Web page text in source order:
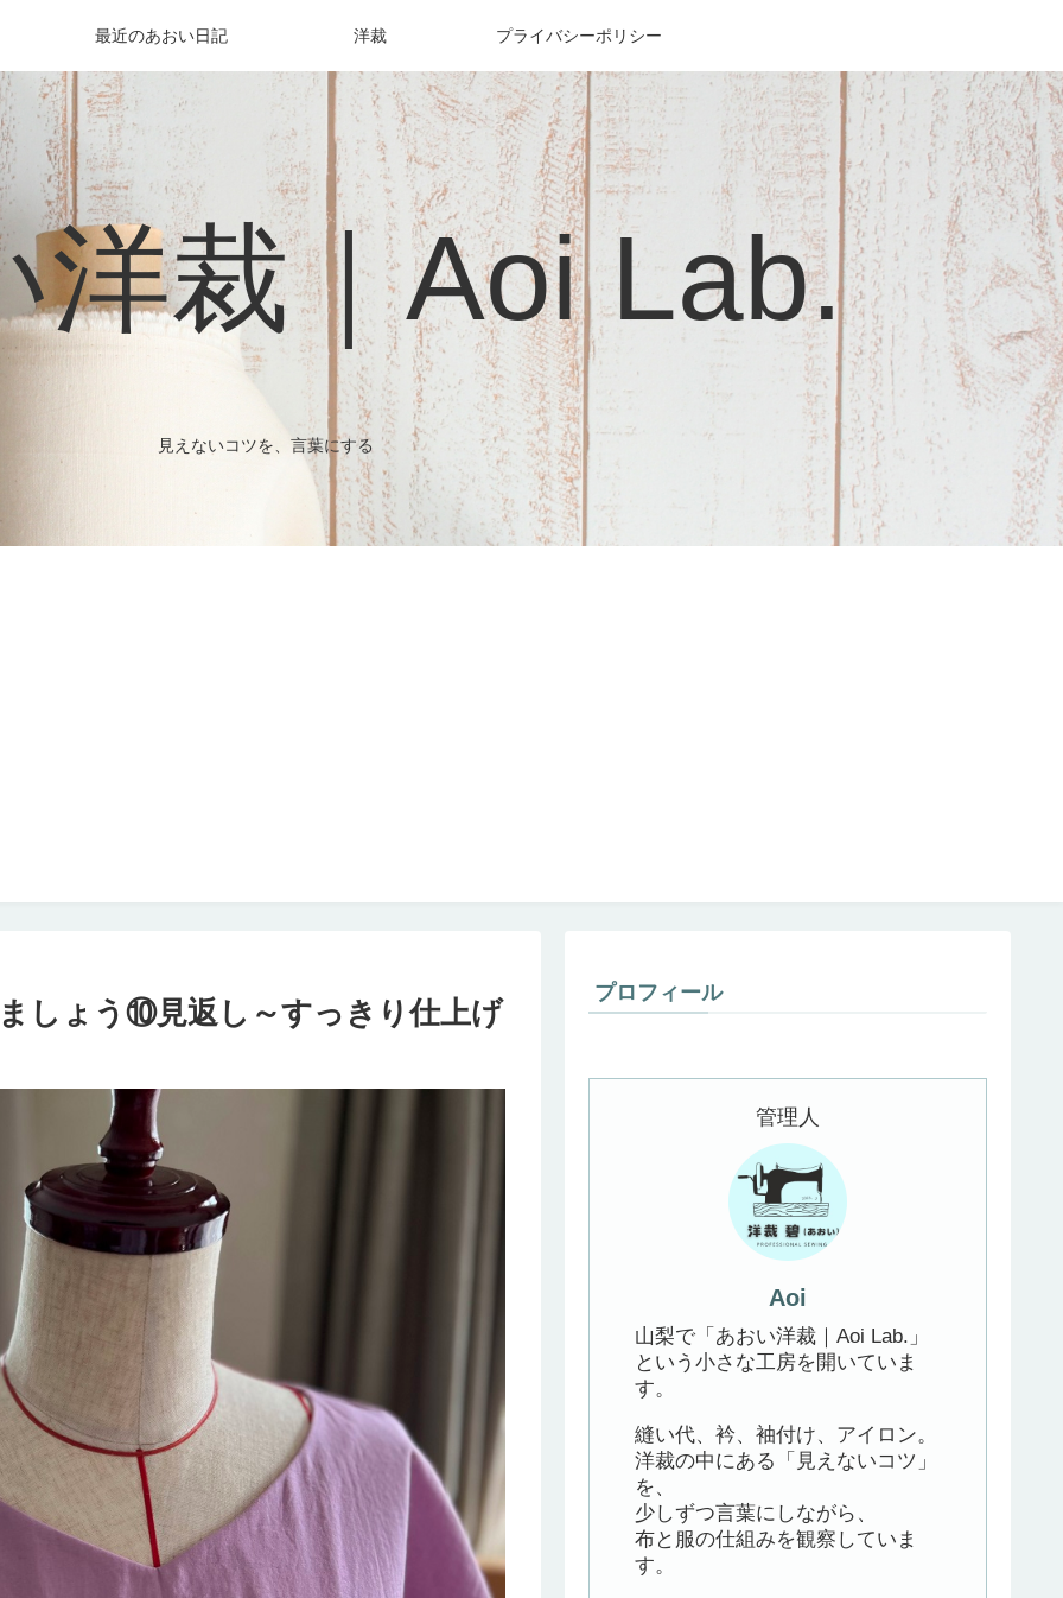
洋裁｜Aoi Lab.
見えないコツを、言葉にする
最近のあおい日記 洋裁 プライバシーポリシー
しょう⑩見返し～すっきり仕上げ
プロフィール
管理人
Aoi
山梨で「あおい洋裁｜Aoi Lab.」
という小さな工房を開いていま
す。
縫い代、衿、袖付け、アイロン。
洋裁の中にある「見えないコツ」
を、
少しずつ言葉にしながら、
布と服の仕組みを観察していま
す。